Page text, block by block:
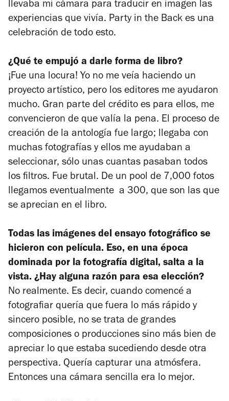
llevaba mi cámara para traducir en imagen las
experiencias que vivía. Party in the Back es una
celebración de todo esto.
¿Qué te empujó a darle forma de libro?
¡Fue una locura! Yo no me veía haciendo un
proyecto artístico, pero los editores me ayudaron
mucho. Gran parte del crédito es para ellos, me
convencieron de que valía la pena. El proceso de
creación de la antología fue largo; llegaba con
muchas fotografías y ellos me ayudaban a
seleccionar, sólo unas cuantas pasaban todos
los filtros. Fue brutal. De un pool de 7,000 fotos
llegamos eventualmente a 300, que son las que
se aprecian en el libro.
Todas las imágenes del ensayo fotográfico se
hicieron con película. Eso, en una época
dominada por la fotografía digital, salta a la
vista. ¿Hay alguna razón para esa elección?
No realmente. Es decir, cuando comencé a
fotografiar quería que fuera lo más rápido y
sincero posible, no se trata de grandes
composiciones o producciones sino más bien de
apreciar lo que estaba sucediendo desde otra
perspectiva. Quería capturar una atmósfera.
Entonces una cámara sencilla era lo mejor.